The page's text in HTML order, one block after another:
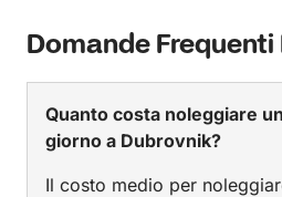
Domande
Quanto costa noleggiare
giorno a Dubrovnik?
Il costo medio per